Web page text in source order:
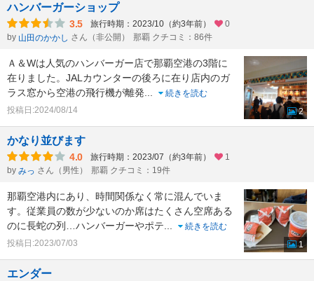
ハンバーガーショップ
3.5 旅行時期：2023/10（約3年前）
0
by 山田のかかし さん（非公開） 那覇 クチコミ：86件
Ａ＆Wは人気のハンバーガー店で那覇空港の3階に
在りました。JALカウンターの後ろに在り店内のガ
ラス窓から空港の飛行機が離発
続きを読む
投稿日:2024/08/14
2
かなり並びます
4.0 旅行時期：2023/07（約3年前）
1
by みっ さん（男性） 那覇 クチコミ：19件
那覇空港内にあり、時間関係なく常に混んでいま
す。従業員の数が少ないのか席はたくさん空席ある
のに長蛇の列…ハンバーガーやポテ
続きを読む
投稿日:2023/07/03
1
エンダー